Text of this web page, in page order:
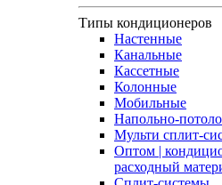
Типы кондиционеров
Настенные
Канальные
Кассетные
Колонные
Мобильные
Напольно-
Мульти сплит-
Оптом |
расходный